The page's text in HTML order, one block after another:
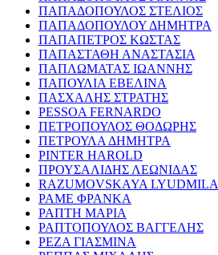
ΠΑΠΑΔΟΠΟΥΛΟΣ ΣΤΕΛΙΟΣ
ΠΑΠΑΔΟΠΟΥΛΟΥ ΔΗΜΗΤΡΑ
ΠΑΠΑΠΕΤΡΟΣ ΚΩΣΤΑΣ
ΠΑΠΑΣΤΑΘΗ ΑΝΑΣΤΑΣΙΑ
ΠΑΠΛΩΜΑΤΑΣ ΙΩΑΝΝΗΣ
ΠΑΠΟΥΛΙΑ ΕΒΕΛΙΝΑ
ΠΑΣΧΑΛΗΣ ΣΤΡΑΤΗΣ
PESSOA FERNARDO
ΠΕΤΡΟΠΟΥΛΟΣ ΘΟΔΩΡΗΣ
ΠΕΤΡΟΥΛΑ ΔΗΜΗΤΡΑ
PINTER HAROLD
ΠΡΟΥΣΑΛΙΔΗΣ ΛΕΩΝΙΔΑΣ
RAZUMOVSKAYA LYUDMILA
ΡΑΜΕ ΦΡΑΝΚΑ
ΡΑΠΤΗ ΜΑΡΙΑ
ΡΑΠΤΟΠΟΥΛΟΣ ΒΑΓΓΕΛΗΣ
ΡΕΖΑ ΓΙΑΣΜΙΝΑ